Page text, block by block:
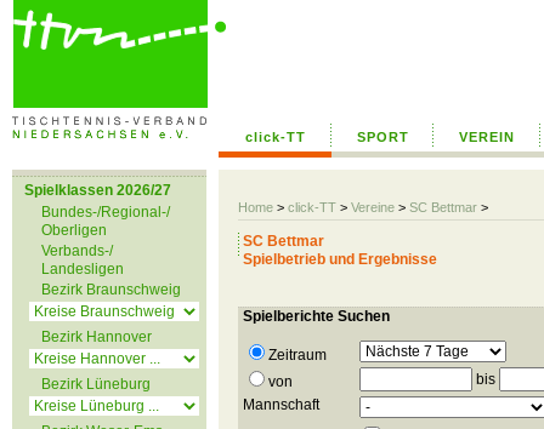
click-TT SPORT VEREIN
Home > click-TT > Vereine > SC Bettmar >
Spielklassen 2026/27
Bundes-/Regional-/
Oberligen
Verbands-/
Landesligen
Bezirk Braunschweig
Bezirk Hannover
Bezirk Lüneburg
SC Bettmar
Spielbetrieb und Ergebnisse
Spielberichte Suchen
Zeitraum
von
bis
Mannschaft